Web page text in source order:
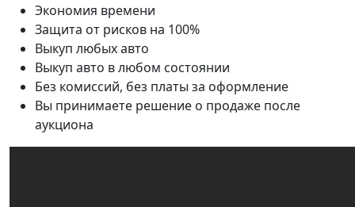
Экономия времени
Защита от рисков на 100%
Выкуп любых авто
Выкуп авто в любом состоянии
Без комиссий, без платы за оформление
Вы принимаете решение о продаже после
аукциона